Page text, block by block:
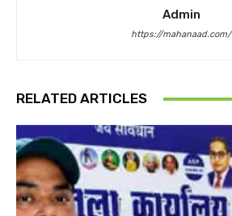
Admin
https://mahanaad.com/
RELATED ARTICLES